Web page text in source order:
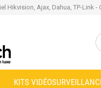
Hikvision, Ajax, Dahua, TP-Link
KITS